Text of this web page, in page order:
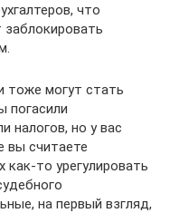
что
тоже могут стать
погасили
налогов, но у вас
вы считаете
то урегулировать
на первый взгляд,